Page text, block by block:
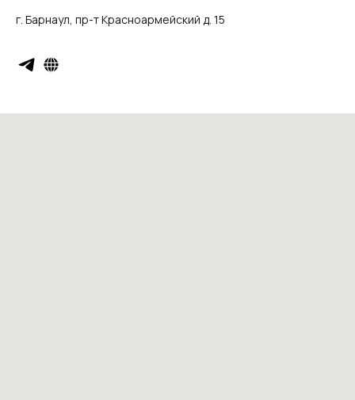
г. Барнаул, пр-т Красноармейский д. 15